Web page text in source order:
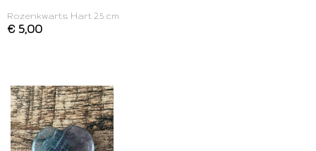
Rozenkwarts Hart 2.5 cm
€ 5,00